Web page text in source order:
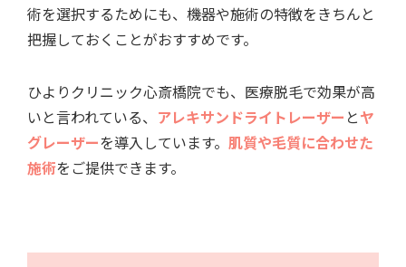
術を選択するためにも、機器や施術の特徴をきちんと
把握しておくことがおすすめです。
ひよりクリニック心斎橋院でも、医療脱毛で効果が高
いと言われている、 アレキサンドライトレーザー とヤ
グレーザーを導入しています。 肌質や毛質に合わせた
施術をご提供できます。